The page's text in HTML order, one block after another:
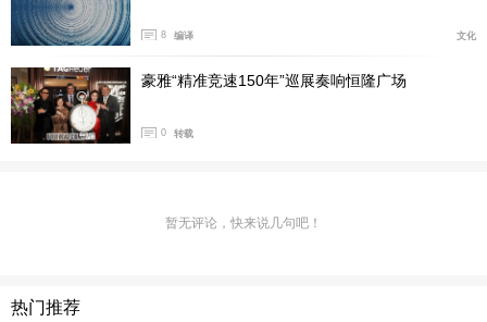
2020年，富艺斯拍卖了史蒂夫·麦昆赠予机械师Hai
g Altounian的豪雅摩纳哥Ref..1133B腕表。该腕表表背镌
8 编译 文化
豪雅“精准竞速150年”巡展奏响恒隆广场
0 转载
暂无评论，快来说几句吧！
热门推荐